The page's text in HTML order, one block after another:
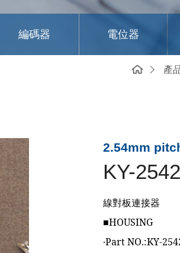
編碼器 電位器
產
2.54mm
KY-2542
線對板連接器
■HOUSING
‧Part NO.:KY-